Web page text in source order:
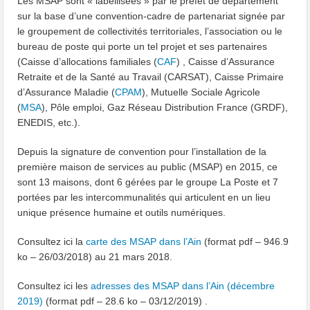
sur la base d’une convention-cadre de partenariat signée par
le groupement de collectivités territoriales, l’association ou le
bureau de poste qui porte un tel projet et ses partenaires
(Caisse d’allocations familiales (CAF) , Caisse d’Assurance
Retraite et de la Santé au Travail (CARSAT), Caisse Primaire
d’Assurance Maladie (CPAM), Mutuelle Sociale Agricole
(MSA), Pôle emploi, Gaz Réseau Distribution France (GRDF),
ENEDIS, etc.).
Depuis la signature de convention pour l’installation de la
première maison de services au public (MSAP) en 2015, ce
sont 13 maisons, dont 6 gérées par le groupe La Poste et 7
portées par les intercommunalités qui articulent en un lieu
unique présence humaine et outils numériques.
Consultez ici lacarte des MSAP dans l’Ain (format pdf – 946.9
ko – 26/03/2018) au 21 mars 2018.
Consultez ici lesadresses des MSAP dans l’Ain (décembre
2019) (format pdf – 28.6 ko – 03/12/2019) .